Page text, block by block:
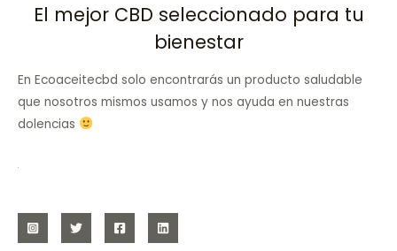
El mejor CBD seleccionado para tu
bienestar
En Ecoaceitecbd solo encontrarás un producto saludable
que nosotros mismos usamos y nos ayuda en nuestras
dolencias